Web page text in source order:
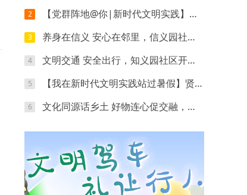
2 【党群阵地@你|新时代文明实践】开营第四天｜执笔忆研学，动手探科学，解锁夏日多彩时光
3 养身在信义 安心在邻里，信义园社区立秋养生专场来啦
4 文明交通 安全出行，知义园社区开展电动车交通安全宣传活动
5 【我在新时代文明实践站过暑假】贤王庄村开展“寻找赛博坦星球”青少年科普活动
6 文化同源话乡土 好物连心促交融，夏各庄镇团委开展京津冀红领巾夏令营乡土好物分享会